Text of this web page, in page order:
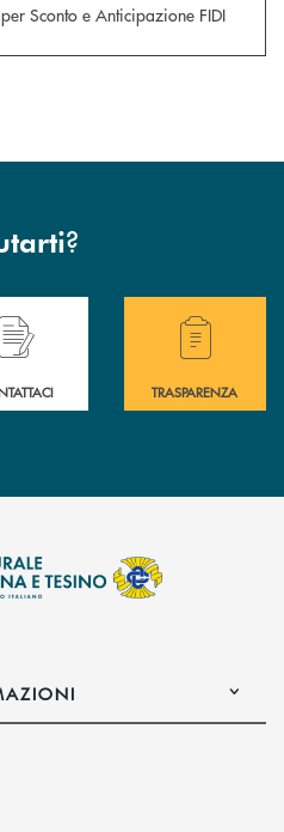
finestra
Sconto e Anticipazione FIDI
?
filiali . di assistenza immediata?
Hai bisogno di
TRASPARENZA